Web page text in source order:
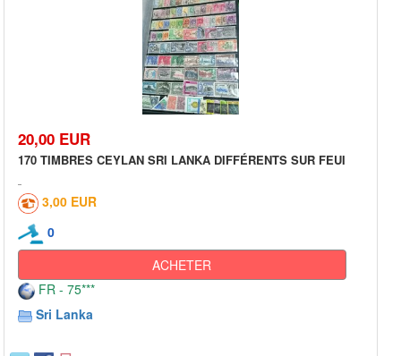
20,00 EUR
170 TIMBRES CEYLAN SRI LANKA DIFFÉRENTS SUR FEUI
3,00 EUR
0
ACHETER
FR - 75***
Sri Lanka